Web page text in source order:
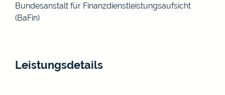
Bundesanstalt für Finanzdienstleistungsaufsicht
(BaFin)
Leistungsdetails